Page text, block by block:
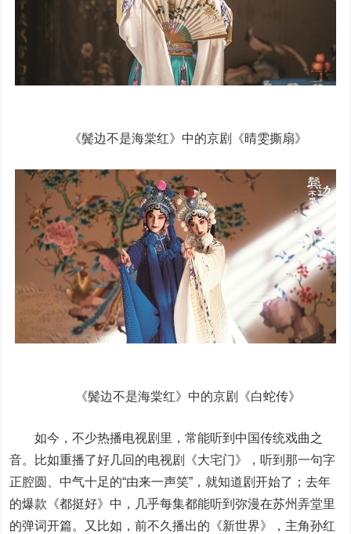
《鬓边不是海棠红》中的京剧《晴雯撕扇》
《鬓边不是海棠红》中的京剧《白蛇传》
如今，不少热播电视剧里，常能听到中国传统戏曲之
音。比如重播了好几回的电视剧《大宅门》，听到那一句字
正腔圆、中气十足的“由来一声笑”，就知道剧开始了；去年
的爆款《都挺好》中，几乎每集都能听到弥漫在苏州弄堂里
的弹词开篇。又比如，前不久播出的《新世界》，主角孙红